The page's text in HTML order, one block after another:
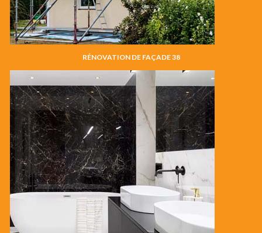
RÉNOVATION DE FAÇADE 38